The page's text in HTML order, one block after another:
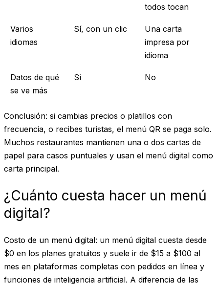
todos tocan
Varios
idiomas
Sí, con un clic
Una carta
impresa por
idioma
Datos de qué
se ve más
Sí No
Conclusión: si cambias precios o platillos con
frecuencia, o recibes turistas, el menú QR se paga solo.
Muchos restaurantes mantienen una o dos cartas de
papel para casos puntuales y usan el menú digital como
carta principal.
¿Cuánto cuesta hacer un menú
digital?
Costo de un menú digital: un menú digital cuesta desde
$0 en los planes gratuitos y suele ir de $15 a $100 al
mes en plataformas completas con pedidos en línea y
funciones de inteligencia artificial. A diferencia de las